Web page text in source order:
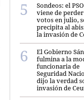
Sondeos: el
viene de perder
votos en julio,
precipita al
la invasión de
El Gobierno
fulmina a la
funcionaria de
Seguridad
dijo la verdad
invasión de